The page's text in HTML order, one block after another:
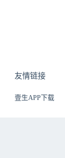
友情链接
壹生APP下载